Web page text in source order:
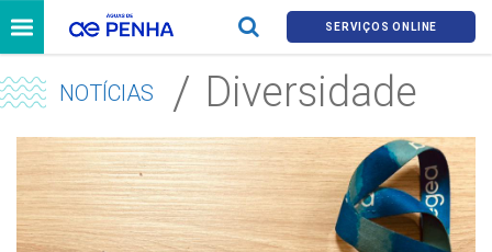
SERVIÇOS ONLINE
NOTÍCIAS Diversidade